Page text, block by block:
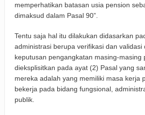
memperhatikan batasan usia pension
dimaksud dalam Pasal 90”.
Tentu saja hal itu dilakukan didasarkan
administrasi berupa verifikasi dan validasi
keputusan pengangkatan masing-masing
dieksplisitkan pada ayat (2) Pasal yang
mereka adalah yang memiliki masa kerja
bekerja pada bidang fungsional,
publik.